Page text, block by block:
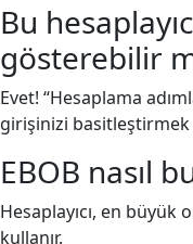
Bu
gösterebilir
Evet! “Hesaplama
girişinizi basitleştirmek
EBOB nasıl
Hesaplayıcı, en
kullanır.